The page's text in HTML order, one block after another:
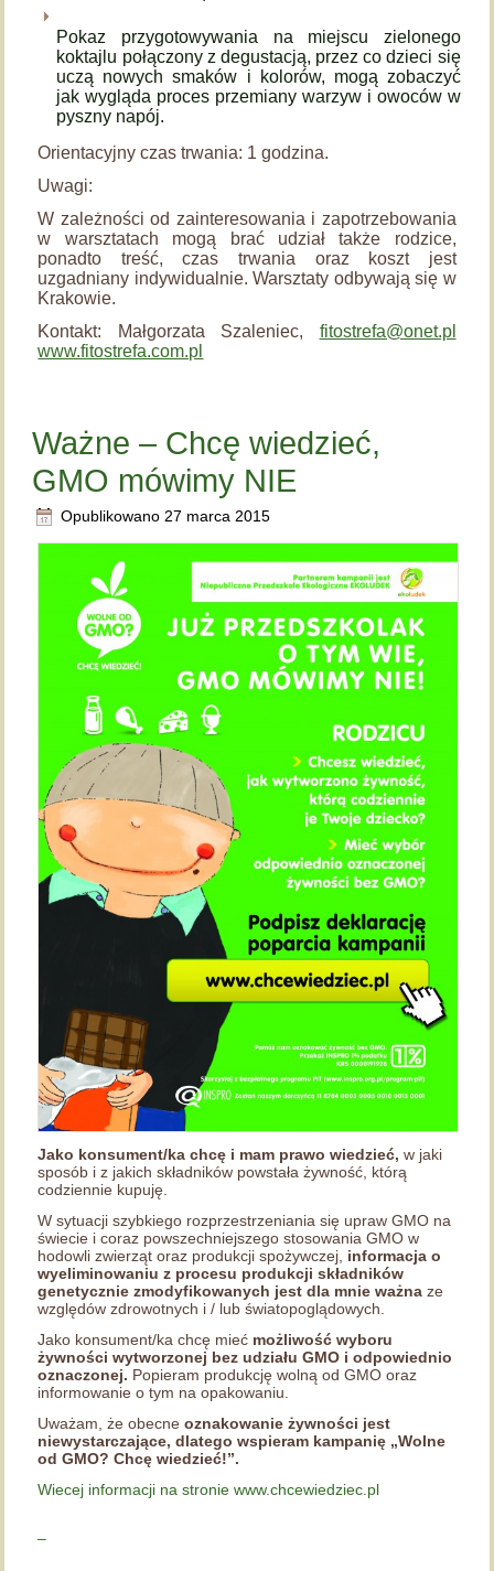
Pokaz przygotowywania na miejscu zielonego
koktajlu połączony z degustacją, przez co dzieci się
uczą nowych smaków i kolorów, mogą zobaczyć
jak wygląda proces przemiany warzyw i owoców w
pyszny napój.
Orientacyjny czas trwania: 1 godzina.
Uwagi:
W zależności od zainteresowania i zapotrzebowania
w warsztatach mogą brać udział także rodzice,
ponadto treść, czas trwania oraz koszt jest
uzgadniany indywidualnie. Warsztaty odbywają się w
Krakowie.
Kontakt: Małgorzata Szaleniec, fitostrefa@onet.pl
www.fitostrefa.com.pl
Ważne – Chcę wiedzieć,
GMO mówimy NIE
Opublikowano 27 marca 2015
Jako konsument/ka chcę i mam prawo wiedzieć,w jaki
sposób i z jakich składników powstała żywność, którą
codziennie kupuję.
W sytuacji szybkiego rozprzestrzeniania się upraw GMO na
świecie i coraz powszechniejszego stosowania GMO w
hodowli zwierząt oraz produkcji spożywczej, informacja o
wyeliminowaniu z procesu produkcji składników
genetycznie zmodyfikowanych jest dla mnie ważna ze
względów zdrowotnych i / lub światopoglądowych.
Jako konsument/ka chcę mieć możliwość wyboru
żywności wytworzonej bez udziału GMO i odpowiednio
oznaczonej. Popieram produkcję wolną od GMO oraz
informowanie o tym na opakowaniu.
Uważam, że obecneoznakowanie żywności jest
niewystarczające, dlatego wspieram kampanię „Wolne
od GMO? Chcę wiedzieć!”.
Wiecej informacji na stronie www.chcewiedziec.pl
–